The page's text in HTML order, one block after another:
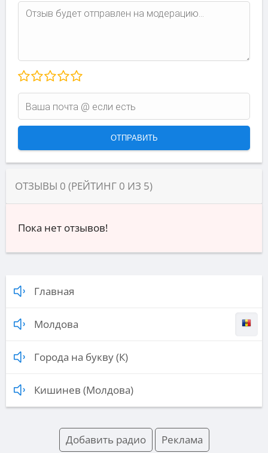
ОТЗЫВЫ 0 (РЕЙТИНГ 0 ИЗ 5)
Пока нет отзывов!
Главная
Молдова
Города на букву (К)
Кишинев (Молдова)
Добавить радио Реклама